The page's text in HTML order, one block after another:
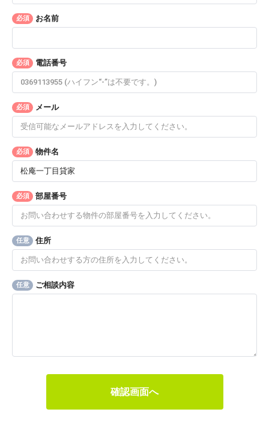
必須 お名前
必須 電話番号
必須 メール
必須 物件名
必須 部屋番号
任意 住所
任意 ご相談内容